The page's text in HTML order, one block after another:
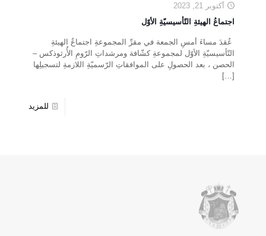
أكتوبر 21, 2023
اجتماعُ الهيئةِ التّأسيسيّةِ الأوّل
عُقدَ مساءَ أمسِ الجمعة في مقرِّ المجموعةِ اجتماعُ الهيئةِ
التّأسيسيّةِ الأوّل لمجموعةِ كشّافة ومرشداتِ الرّومِ الأُرثوذكس –
الحصن ، بعد الحصولِ على الموافقاتِ الرّسميّةِ اللازمةِ لتسجيلِها
[…]
للمزيد